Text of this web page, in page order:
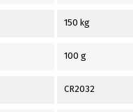
150 kg
100 g
CR2032